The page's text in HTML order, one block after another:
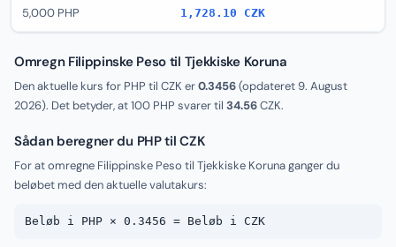
5,000 PHP 1,728.10 CZK
Omregn Filippinske Peso til Tjekkiske Koruna
Den aktuelle kurs for PHP til CZK er0.3456(opdateret9. August
2026). Det betyder, at 100 PHP svarer til 34.56CZK.
Sådan beregner du PHP til CZK
For at omregne Filippinske Peso til Tjekkiske Koruna ganger du
beløbet med den aktuelle valutakurs:
Beløb i PHP × 0.3456 = Beløb i CZK